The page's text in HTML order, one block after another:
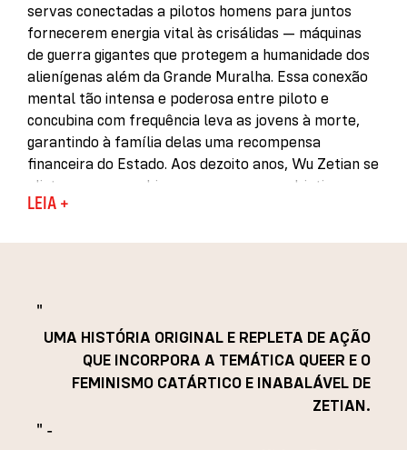
servas conectadas a pilotos homens para juntos
fornecerem energia vital às crisálidas — máquinas
de guerra gigantes que protegem a humanidade dos
alienígenas além da Grande Muralha. Essa conexão
mental tão intensa e poderosa entre piloto e
concubina com frequência leva as jovens à morte,
garantindo à família delas uma recompensa
financeira do Estado. Aos dezoito anos, Wu Zetian se
alista como concubina com apenas um objetivo em
mente: vingança.
Seu plano é matar o piloto que tirou a vida de sua
Viúva de Ferro, uma mulher que, ao contrário do
esperado, suga a energia dos homens nas crisálidas
e os leva à morte.
Numa tentativa de minar suas habilidades mentais
extremamente poderosas, o exército a pareia com
Li Shimin, o piloto mais forte e controverso de
LEIA +
"
UMA HISTÓRIA ORIGINAL E REPLETA DE AÇÃO
QUE INCORPORA A TEMÁTICA QUEER E O
FEMINISMO CATÁRTICO E INABALÁVEL DE
ZETIAN.
" -